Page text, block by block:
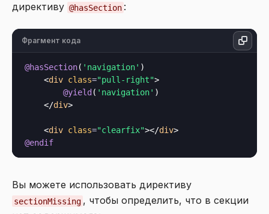
директиву @hasSection :
Фрагмент кода
@hasSection( 'navigation' )
<div class="pull-right">
@yield ( 'navigation' )
</div>
<div class="clearfix"></div>
@endif
Вы можете использовать директиву
sectionMissing , чтобы определить, что в секции